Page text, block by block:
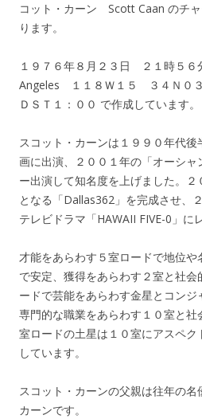
コット・カーン Scott Caan のチ
ります。
１９７６年８月２３日 ２１時５
Angeles １１８Ｗ１５ ３４Ｎ０
ＤＳＴ１：００ で作成しています。
スコット・カーンは１９９０年代
画に出演、２００１年の「オーシャ
ー出演して知名度を上げました。
となる「Dallas362」を完成させ、
テレビドラマ「HAWAII FIVE-0」に
才能をあらわす５室ロードで地位
で安定、獲得をあらわす２室と社
ードで芸能をあらわす金星とコンジ
専門的な職業をあらわす１０室と社
室ロードの土星は１０室にアスペク
しています。
スコット・カーンの父親は往年の名
カーンです。